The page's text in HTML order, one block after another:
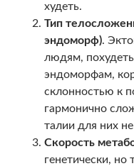
худеть.
Тип
эндоморф).
людям,
эндоморфам,
склонностью к
гармонично
талии для них
Скорость
генетически,